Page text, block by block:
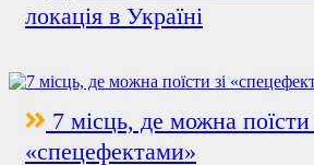
локація в Україні
7 місць, де можна поїсти
«спецефектами»